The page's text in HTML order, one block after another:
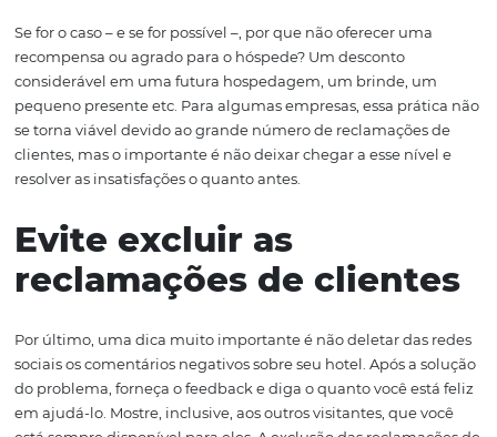
Peça desculpas
Educação é tudo, portanto, agradeça o comentário e
desculpas pelo inconveniente. Mostre ao hóspede que
realmente lamenta o transtorno que ele possa vir a ter
está disposto a resolver o problema. Seja honesto em
pensamento da pessoa com relação ao hotel. Isso pode
com que o cliente dê uma segunda chance ao
Supere com
positivas